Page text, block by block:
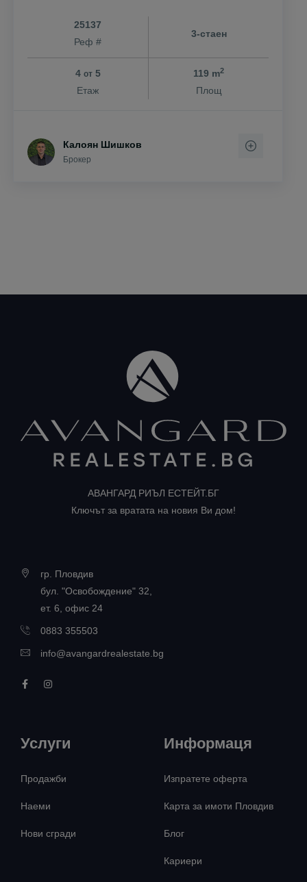
25137
Реф #
3-стаен
4 от5
Етаж
119 m2
Площ
Калоян Шишков
Брокер
АВАНГАРД РИЪЛ ЕСТЕЙТ.БГ
Ключът за вратата на новия Ви дом!
гр. Пловдив
бул. "Освобождение" 32,
ет. 6, офис 24
0883 355503
info@avangardrealestate.bg
Услуги
Продажби
Наеми
Нови сгради
Информаця
Изпратете оферта
Карта за имоти Пловдив
Блог
Кариери